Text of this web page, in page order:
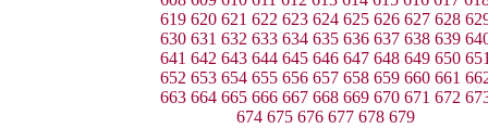
619 620 621 622 623 624 625 626 627 628
630 631 632 633 634 635 636 637 638 639
641 642 643 644 645 646 647 648 649 650
652 653 654 655 656 657 658 659 660 661
663 664 665 666 667 668 669 670 671 672
674 675 676 677 678 679